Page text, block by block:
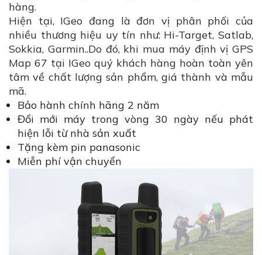
hàng.
Hiện tại, IGeo đang là đơn vị phân phối của
nhiều thương hiệu uy tín như: Hi-Target, Satlab,
Sokkia, Garmin..Do đó, khi mua máy định vị GPS
Map 67 tại IGeo quý khách hàng hoàn toàn yên
tâm về chất lượng sản phẩm, giá thành và mẫu
mã.
Bảo hành chính hãng 2 năm
Đổi mới máy trong vòng 30 ngày nếu phát
hiện lỗi từ nhà sản xuất
Tặng kèm pin panasonic
Miễn phí vận chuyển